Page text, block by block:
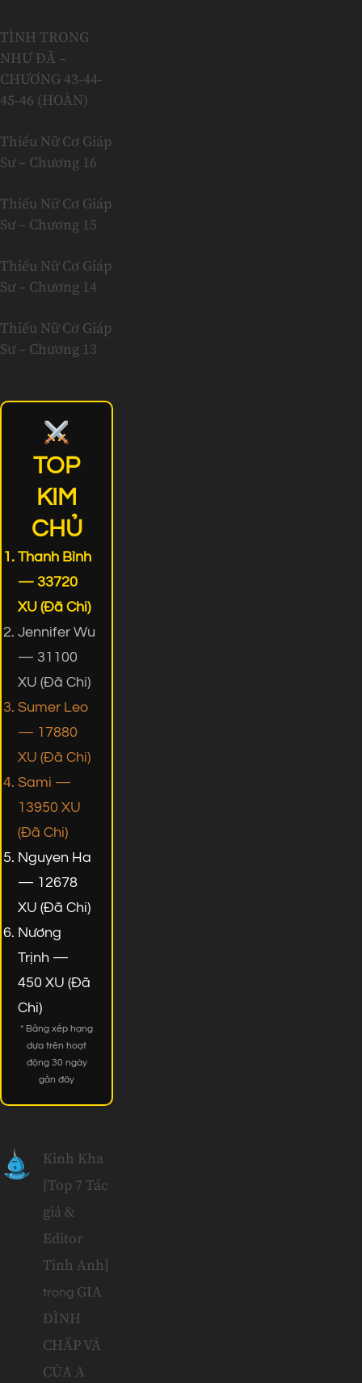
TÌNH TRONG
NHƯ ĐÃ –
CHƯƠNG 43-44-
45-46 (HOÀN)
Thiếu Nữ Cơ Giáp
Sư – Chương 16
Thiếu Nữ Cơ Giáp
Sư – Chương 15
Thiếu Nữ Cơ Giáp
Sư – Chương 14
Thiếu Nữ Cơ Giáp
Sư – Chương 13
TOP
KIM
CHỦ
Thanh Bình
— 33720
XU (Đã Chi)
Jennifer Wu
— 31100
XU (Đã Chi)
Sumer Leo
— 17880
XU (Đã Chi)
Sami —
13950 XU
(Đã Chi)
Nguyen Ha
— 12678
XU (Đã Chi)
Nương
Trịnh —
450 XU (Đã
Chi)
* Bảng xếp hạng
dựa trên hoạt
động 30 ngày
gần đây
Kinh Kha
[Top 7 Tác
giả &
Editor
Tinh Anh]
trong GIA
ĐÌNH
CHẤP VÁ
CỦA A